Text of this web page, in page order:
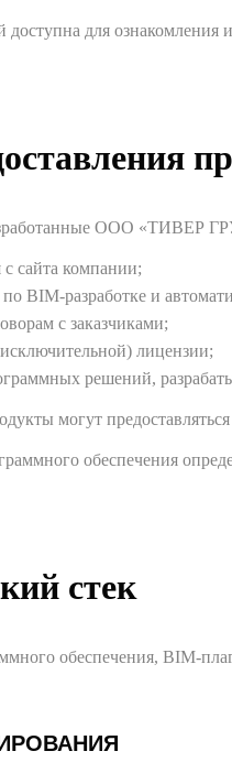
для ознакомления
ООО «ТИВЕР
с сайта компании;
BIM-разработке и
с заказчиками;
лицензии;
решений,
могут предоставляться
обеспечения
стек
обеспечения, BIM-